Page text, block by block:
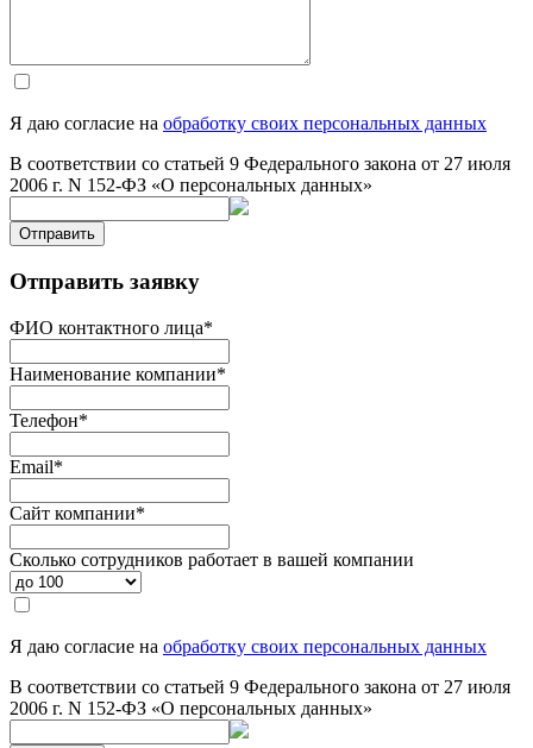
Я даю согласие на обработку своих персональных данных
В соответствии со статьей 9 Федерального закона от 27 июля
2006 г. N 152-ФЗ «О персональных данных»
Отправить
Отправить заявку
ФИО контактного лица*
Наименование компании*
Телефон*
Email*
Сайт компании*
Сколько сотрудников работает в вашей компании
Я даю согласие на обработку своих персональных данных
В соответствии со статьей 9 Федерального закона от 27 июля
2006 г. N 152-ФЗ «О персональных данных»